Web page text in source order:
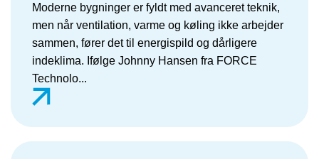
Moderne bygninger er fyldt med avanceret teknik,
men når ventilation, varme og køling ikke arbejder
sammen, fører det til energispild og dårligere
indeklima. Ifølge Johnny Hansen fra FORCE
Technolo...